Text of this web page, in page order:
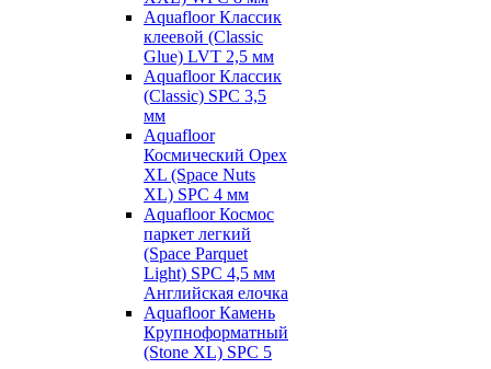
Aquafloor Классик
клеевой (Classic
Glue) LVT 2,5 мм
Aquafloor Классик
(Classic) SPC 3,5
мм
Aquafloor
Космический Орех
XL (Space Nuts
XL) SPC 4 мм
Aquafloor Космос
паркет легкий
(Space Parquet
Light) SPC 4,5 мм
Английская елочка
Aquafloor Камень
Крупноформатный
(Stone XL) SPC 5